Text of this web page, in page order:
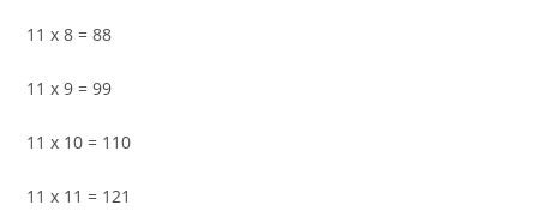
11 x 8 = 88
11 x 9 = 99
11 x 10 = 110
11 x 11 = 121